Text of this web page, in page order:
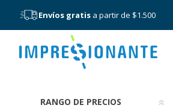
Envíos gratis a partir de $1.500
Menú
RANGO DE PRECIOS